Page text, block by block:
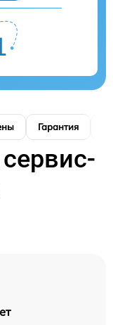
Гарантия